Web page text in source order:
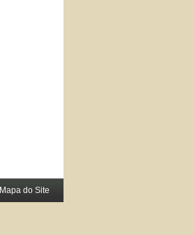
Mapa do Site